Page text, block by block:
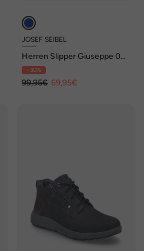
JOSEF SEIBEL
Herren Slipper Giuseppe 09,
indigo
- 30%
99,95€ 69,95€